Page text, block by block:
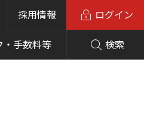
採用情報
手数料等 検索
ログイン